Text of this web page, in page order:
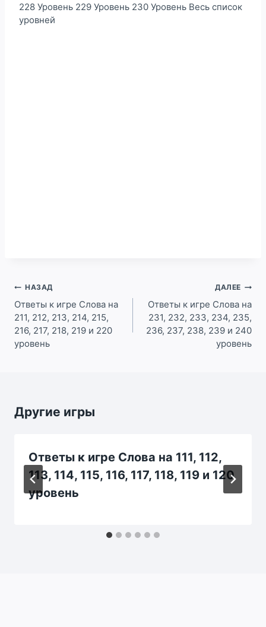
228 Уровень 229 Уровень 230 Уровень Весь список
уровней
Навигация
по
записям
НАЗАД
Ответы к игре Слова на
211, 212, 213, 214, 215,
216, 217, 218, 219 и 220
уровень
ДАЛЕЕ
Ответы к игре Слова на
231, 232, 233, 234, 235,
236, 237, 238, 239 и 240
уровень
Другие игры
Ответы к игре Слова на 111, 112,
113, 114, 115, 116, 117, 118, 119 и 120
уровень